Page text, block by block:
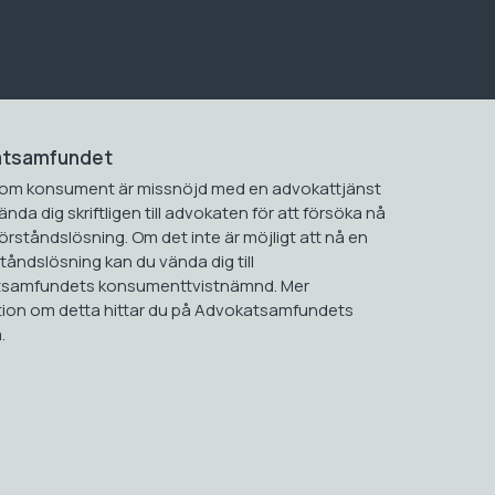
konsument är missnöjd med en advokattjänst
dig skriftligen till advokaten för att försöka nå
Om det inte är möjligt att nå en
kan du vända dig till
konsumenttvistnämnd. Mer
om detta hittar du på Advokatsamfundets